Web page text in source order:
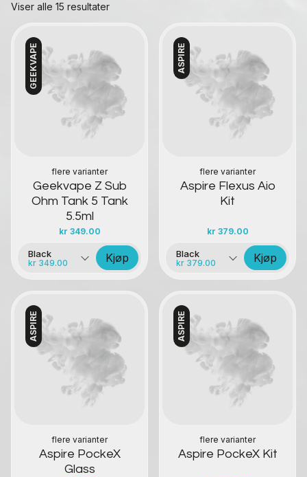
Viser alle 15 resultater
GEEKVAPE
flere varianter
Geekvape Z Sub
Ohm Tank 5 Tank
5.5ml
kr 349.00
Kontakt oss
Black
kr 349.00 Kjøp
ASPIRE
flere varianter
Aspire Flexus Aio
Kit
kr 379.00
Kontakt oss
Black
kr 379.00 Kjøp
ASPIRE
flere varianter
Aspire PockeX
Glass
Kontakt oss
ASPIRE
flere varianter
Aspire PockeX Kit
Kontakt oss